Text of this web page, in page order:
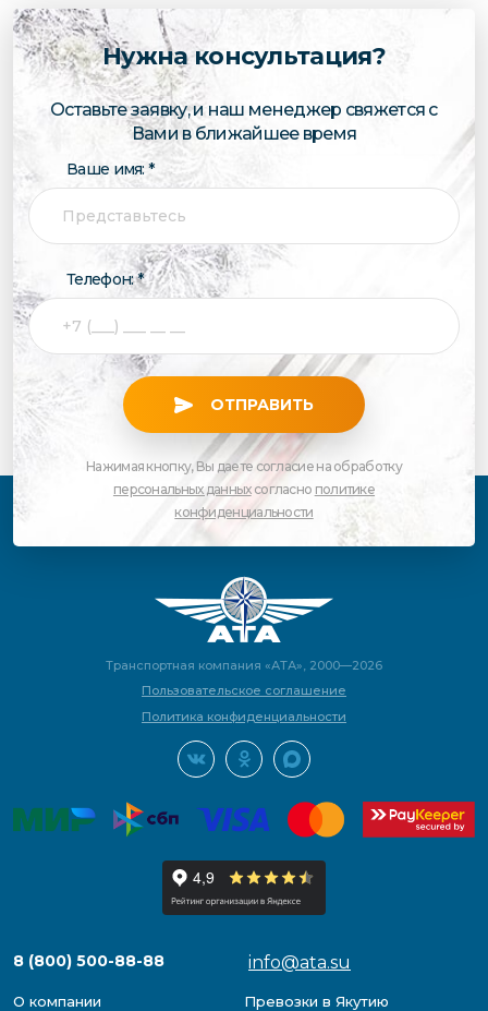
Нужна консультация?
Оставьте заявку, и наш менеджер свяжется с
Вами в ближайшее время
Ваше имя: *
Телефон: *
ОТПРАВИТЬ
Нажимая кнопку, Вы даете согласие на обработку
персональных данныхсогласно политике
конфиденциальности
Транспортная компания «АТА», 2000—2026
Пользовательское соглашение
Политика конфиденциальности
8 (800) 500-88-88 info@ata.su
О компании
Превозки в Якутию